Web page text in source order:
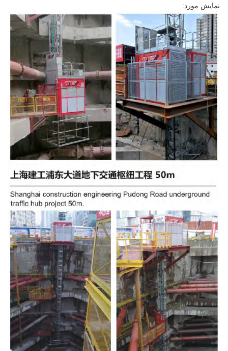
نمایش مورد: